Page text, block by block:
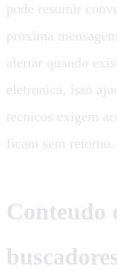
pode resumir
proxima
alertar quando
eletronica, isso
tecnicos exigem
ficam sem retorno.
Conteudo